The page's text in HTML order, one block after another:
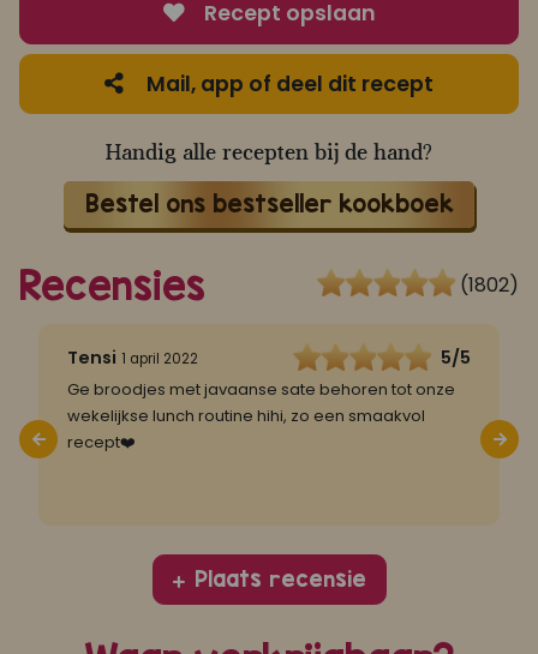
Recept opslaan
Mail, app of deel dit recept
Handig alle recepten bij de hand?
Bestel ons bestseller kookboek
Recensies (1802)
Tensi 1 april 2022 5/5
Ge broodjes met javaanse sate behoren tot onze
wekelijkse lunch routine hihi, zo een smaakvol
recept❤️
Plaats recensie